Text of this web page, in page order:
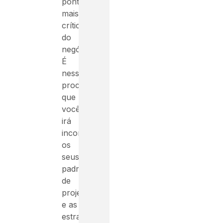
mais
críticos
do
negócio.
É
nesse
processo
que
você
irá
incorporar
os
seus
padrões
de
projetos
e as
estratégias